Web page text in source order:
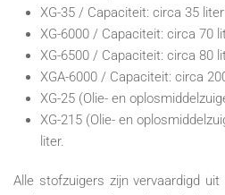
XG-35 / Capaciteit: circa 35 liter
XG-6000 / Capaciteit: circa 70
XG-6500 / Capaciteit: circa 80
XGA-6000 / Capaciteit: circa
XG-25 (Olie- en
XG-215 (Olie- en
liter.
Alle stofzuigers zijn vervaardigd